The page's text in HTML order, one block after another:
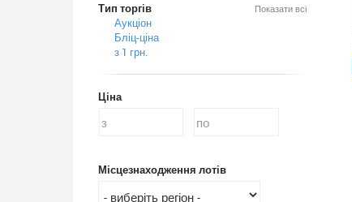
Показати всі
Тип торгів
Аукціон
Бліц-ціна
з 1 грн.
Ціна
Місцезнаходження лотів